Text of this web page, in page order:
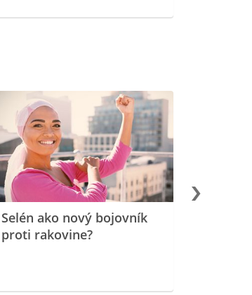
Selén ako nový bojovník
proti rakovine?